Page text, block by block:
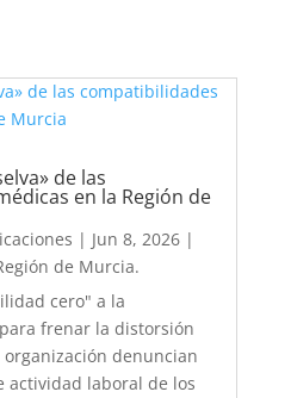
de las
en la Región de
| Jun 8, 2026|
de Murcia.
cero" a la
frenar la distorsión
denuncian
laboral de los